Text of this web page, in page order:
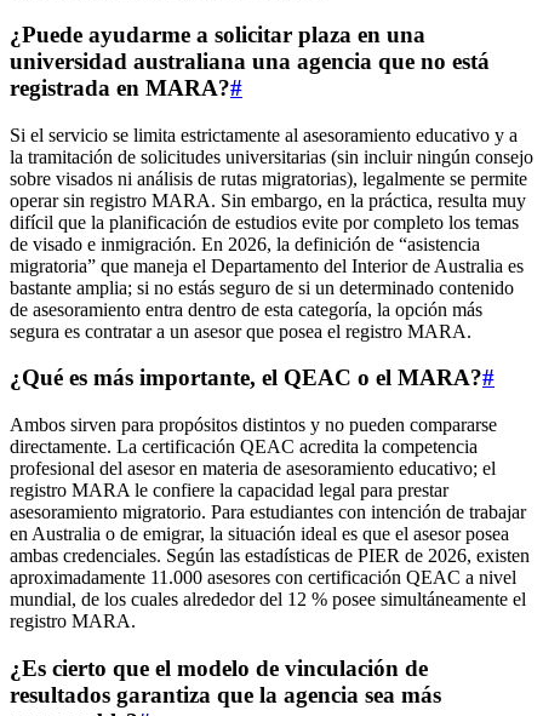
¿Puede ayudarme a solicitar plaza en una
universidad australiana una agencia que no está
registrada en MARA?#
Si el servicio se limita estrictamente al asesoramiento educativo y a
la tramitación de solicitudes universitarias (sin incluir ningún consejo
sobre visados ni análisis de rutas migratorias), legalmente se permite
operar sin registro MARA. Sin embargo, en la práctica, resulta muy
difícil que la planificación de estudios evite por completo los temas
de visado e inmigración. En 2026, la definición de “asistencia
migratoria” que maneja el Departamento del Interior de Australia es
bastante amplia; si no estás seguro de si un determinado contenido
de asesoramiento entra dentro de esta categoría, la opción más
segura es contratar a un asesor que posea el registro MARA.
¿Qué es más importante, el QEAC o el MARA?#
Ambos sirven para propósitos distintos y no pueden compararse
directamente. La certificación QEAC acredita la competencia
profesional del asesor en materia de asesoramiento educativo; el
registro MARA le confiere la capacidad legal para prestar
asesoramiento migratorio. Para estudiantes con intención de trabajar
en Australia o de emigrar, la situación ideal es que el asesor posea
ambas credenciales. Según las estadísticas de PIER de 2026, existen
aproximadamente 11.000 asesores con certificación QEAC a nivel
mundial, de los cuales alrededor del 12 % posee simultáneamente el
registro MARA.
¿Es cierto que el modelo de vinculación de
resultados garantiza que la agencia sea más